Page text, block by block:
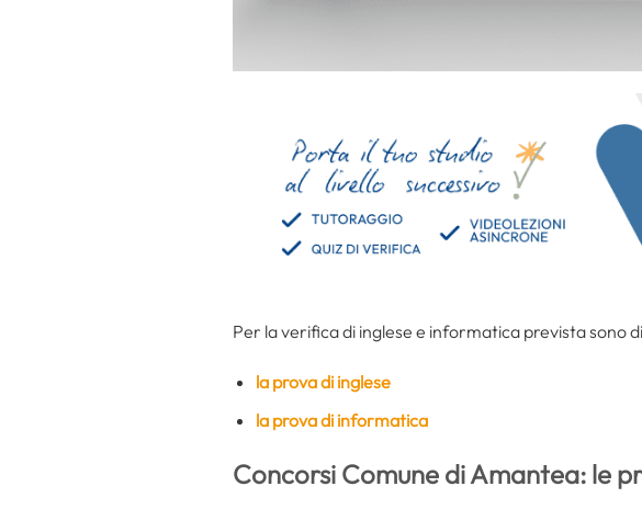
Per la verifica di inglese e informatica prevista sono
la prova di inglese
la prova di informatica
Concorsi Comune di Amantea: le